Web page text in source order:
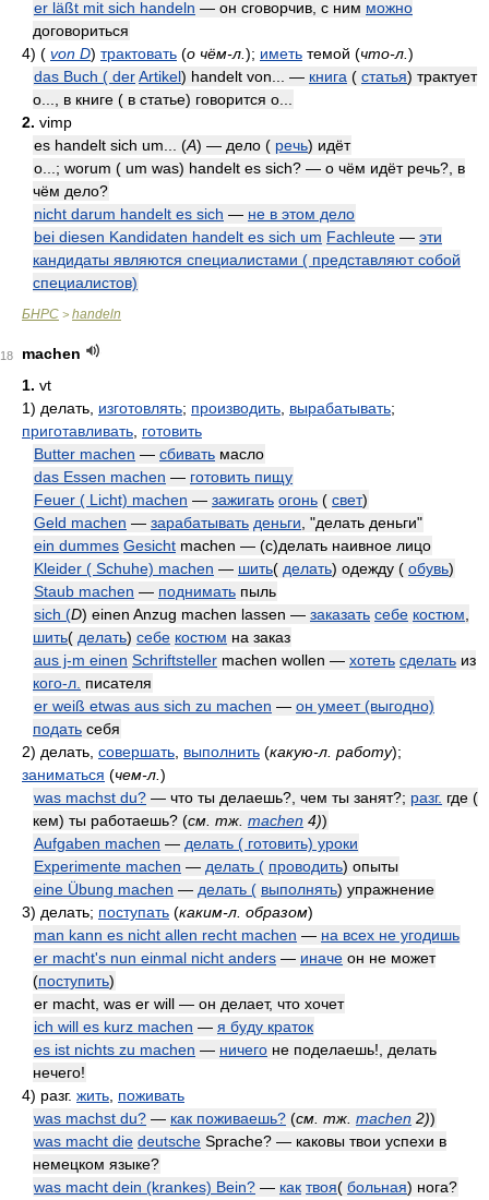
er läßt mit sich handeln — он сговорчив, с ним можно
договориться
4) ( von D) трактовать (о чём-л. ); иметь темой (что-л. )
das Buch ( derArtikel) handelt von... — книга ( статья) трактует
о..., в книге ( в статье) говорится о...
2. vimp
es handelt sich um... (A) — дело ( речь) идёт
o...; worum ( um was) handelt es sich? — о чём идёт речь?, в
чём дело?
nicht darum handelt es sich — не в этом дело
bei diesen Kandidaten handelt es sich um Fachleute — эти
кандидаты являются специалистами ( представляют собой
специалистов)
БНРС > handeln
18
machen
1. vt
1) делать, изготовлять; производить вырабатывать;
приготавливать готовить
Butter machen — сбивать масло
das Essen machen — готовить пищу
Feuer ( Licht) machen — зажигать огонь ( свет)
Geld machen — зарабатывать деньги , "делать деньги"
ein dummes Gesicht machen — (с)делать наивное лицо
Kleider ( Schuhe) machen — шить( делать) одежду ( обувь)
Staub machen — поднимать пыль
sich (D) einen Anzug machen lassen — заказать себе костюм
шить( делать) себе костюм на заказ
aus j-m einen Schriftsteller machen wollen — хотеть сделать из
кого-л. писателя
er weiß etwas aus sich zu machen — он умеет (выгодно)
подать себя
2) делать, совершать выполнить (какую-л. работу);
заниматься (чем-л. )
was machst du? — что ты делаешь?, чем ты занят?; разг. где (
кем) ты работаешь? (см. тж. machen 4))
Aufgaben machen — делать ( готовить) уроки
Experimente machen — делать ( проводить) опыты
eine Übung machen — делать ( выполнять) упражнение
3) делать; поступать (каким-л. образом)
man kann es nicht allen recht machen — на всех не угодишь
er macht's nun einmal nicht anders — иначе он не может
(поступить)
er macht, was er will — он делает, что хочет
ich will es kurz machen — я буду краток
es ist nichts zu machen — ничего не поделаешь!, делать
нечего!
4) разг. жить поживать
was machst du? — как поживаешь? (см. тж. machen 2))
was macht die deutsche Sprache? — каковы твои успехи в
немецком языке?
was macht dein (krankes) Bein? — как твоя( больная) нога?